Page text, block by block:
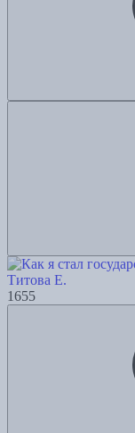
Титова Е.
1655